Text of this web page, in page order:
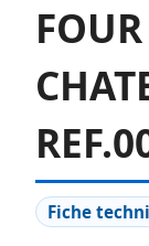
Fiche